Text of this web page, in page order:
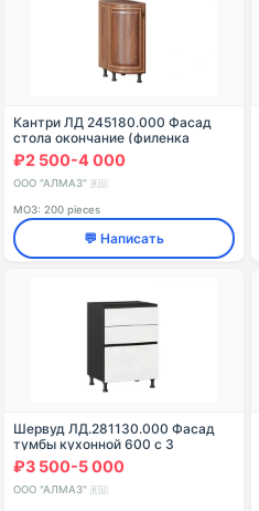
Кантри ЛД 245180.000 Фасад
стола окончание (филенка
фрезерованная)
₽2 500-4 000
ООО "АЛМАЗ" 🇷🇺
МОЗ: 200 pieces
💬 Написать
Шервуд ЛД.281130.000 Фасад
тумбы кухонной 600 с 3
ящиками ЛЮКС (4) (Белый
глянец/Чёрный )
₽3 500-5 000
ООО "АЛМАЗ" 🇷🇺